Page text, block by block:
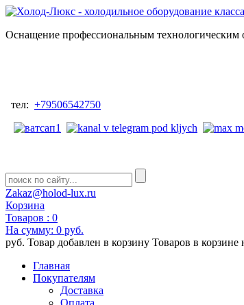
Оснащение профессиональным технологическим
тел: +79506542750
Zakaz@holod-lux.ru
Корзина
Товаров : 0
На сумму: 0 руб.
руб. Товар добавлен в корзину Товаров в корзине
Главная
Покупателям
Доставка
Оплата